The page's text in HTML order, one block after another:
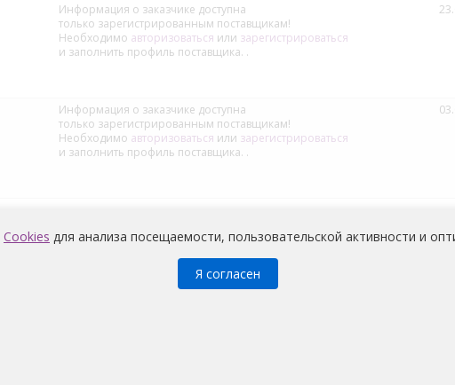
Информация о заказчике доступна
только зарегистрированным поставщикам!
Необходимо авторизоваться или зарегистрироваться
и заполнить профиль поставщика. .
Информация о заказчике доступна
только зарегистрированным поставщикам!
Необходимо авторизоваться или зарегистрироваться
и заполнить профиль поставщика. .
Cookies для анализа посещаемости, пользовательской активности и
Я согласен